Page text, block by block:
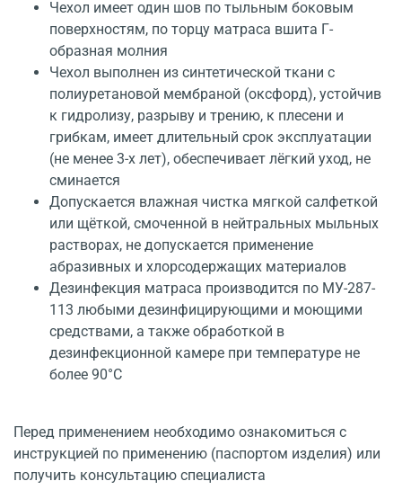
Чехол имеет один шов по тыльным боковым
поверхностям, по торцу матраса вшита Г-
образная молния
Чехол выполнен из синтетической ткани с
полиуретановой мембраной (оксфорд), устойчив
к гидролизу, разрыву и трению, к плесени и
грибкам, имеет длительный срок эксплуатации
(не менее 3-х лет), обеспечивает лёгкий уход, не
сминается
Допускается влажная чистка мягкой салфеткой
или щёткой, смоченной в нейтральных мыльных
растворах, не допускается применение
абразивных и хлорсодержащих материалов
Дезинфекция матраса производится по МУ-287-
113 любыми дезинфицирующими и моющими
средствами, а также обработкой в
дезинфекционной камере при температуре не
более 90°C
Перед применением необходимо ознакомиться с
инструкцией по применению (паспортом изделия) или
получить консультацию специалиста